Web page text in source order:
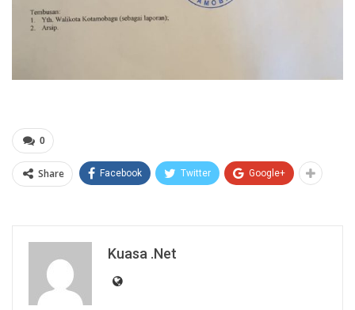
0
Share Facebook Twitter Google+
Kuasa .net